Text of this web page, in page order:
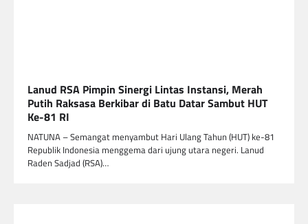
Lanud RSA Pimpin Sinergi Lintas Instansi, Merah
Putih Raksasa Berkibar di Batu Datar Sambut HUT
Ke-81 RI
NATUNA – Semangat menyambut Hari Ulang Tahun (HUT) ke-81
Republik Indonesia menggema dari ujung utara negeri. Lanud
Raden Sadjad (RSA)…